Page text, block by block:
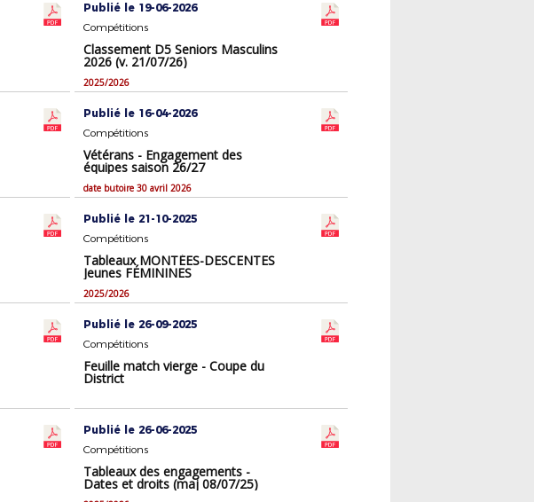
Publié le 19-06-2026
Compétitions
Classement D5 Seniors Masculins
2026 (v. 21/07/26)
2025/2026
Publié le 16-04-2026
Compétitions
Vétérans - Engagement des
équipes saison 26/27
date butoire 30 avril 2026
Publié le 21-10-2025
Compétitions
Tableaux MONTÉES-DESCENTES
Jeunes FÉMININES
2025/2026
Publié le 26-09-2025
Compétitions
Feuille match vierge - Coupe du
District
Publié le 26-06-2025
Compétitions
Tableaux des engagements -
Dates et droits (maj 08/07/25)